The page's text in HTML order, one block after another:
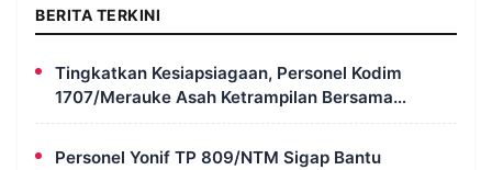
BERITA TERKINI
Tingkatkan Kesiapsiagaan, Personel Kodim
1707/Merauke Asah Ketrampilan Bersama
Petugas Damkar
Personel Yonif TP 809/NTM Sigap Bantu